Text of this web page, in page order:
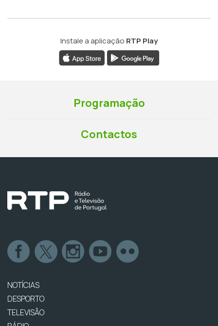
Instale a aplicação RTP Play
Programação
Contactos
NOTÍCIAS
DESPORTO
TELEVISÃO